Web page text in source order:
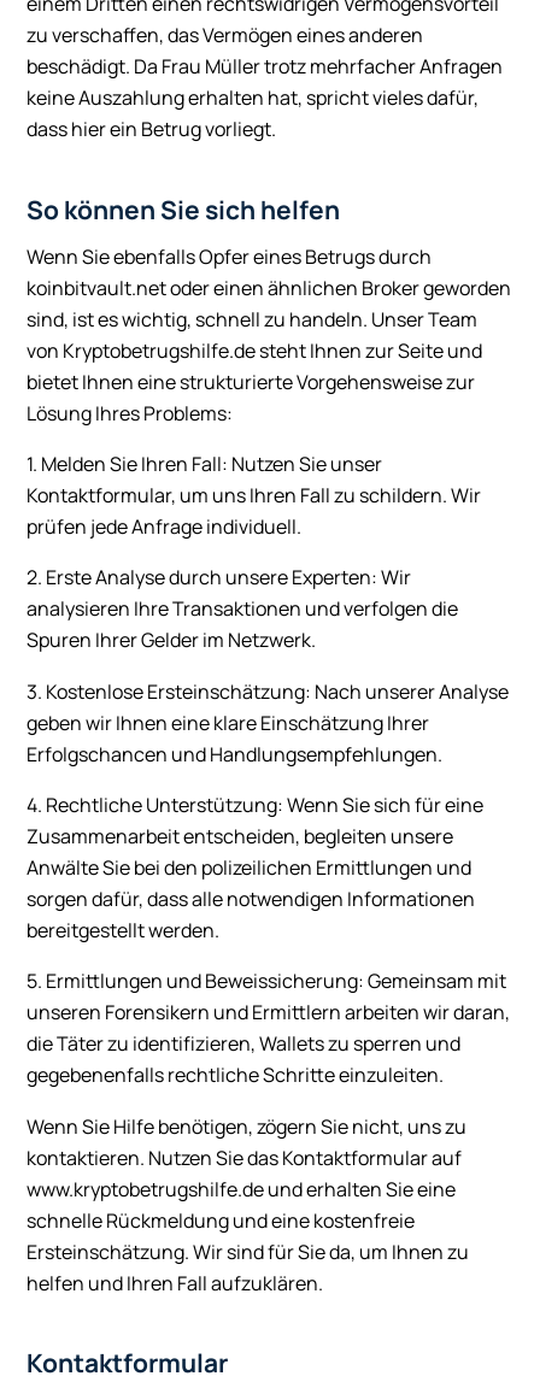
zu verschaffen, das Vermögen eines anderen
beschädigt. Da Frau Müller trotz mehrfacher Anfragen
keine Auszahlung erhalten hat, spricht vieles dafür,
dass hier ein Betrug vorliegt.
So können Sie sich helfen
Wenn Sie ebenfalls Opfer eines Betrugs durch
koinbitvault.net oder einen ähnlichen Broker geworden
sind, ist es wichtig, schnell zu handeln. Unser Team
von Kryptobetrugshilfe.de steht Ihnen zur Seite und
bietet Ihnen eine strukturierte Vorgehensweise zur
Lösung Ihres Problems:
1. Melden Sie Ihren Fall: Nutzen Sie unser
Kontaktformular, um uns Ihren Fall zu schildern. Wir
prüfen jede Anfrage individuell.
2. Erste Analyse durch unsere Experten: Wir
analysieren Ihre Transaktionen und verfolgen die
Spuren Ihrer Gelder im Netzwerk.
3. Kostenlose Ersteinschätzung: Nach unserer Analyse
geben wir Ihnen eine klare Einschätzung Ihrer
Erfolgschancen und Handlungsempfehlungen.
4. Rechtliche Unterstützung: Wenn Sie sich für eine
Zusammenarbeit entscheiden, begleiten unsere
Anwälte Sie bei den polizeilichen Ermittlungen und
sorgen dafür, dass alle notwendigen Informationen
bereitgestellt werden.
5. Ermittlungen und Beweissicherung: Gemeinsam mit
unseren Forensikern und Ermittlern arbeiten wir daran,
die Täter zu identifizieren, Wallets zu sperren und
gegebenenfalls rechtliche Schritte einzuleiten.
Wenn Sie Hilfe benötigen, zögern Sie nicht, uns zu
kontaktieren. Nutzen Sie das Kontaktformular auf
www.kryptobetrugshilfe.de und erhalten Sie eine
schnelle Rückmeldung und eine kostenfreie
Ersteinschätzung. Wir sind für Sie da, um Ihnen zu
helfen und Ihren Fall aufzuklären.
Kontaktformular